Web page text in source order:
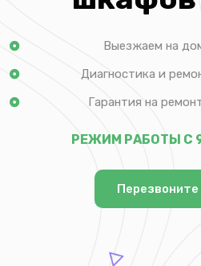
Выезжаем на
Диагностика и
Гарантия на
РЕЖИМ РАБОТЫ С
Перезвоните